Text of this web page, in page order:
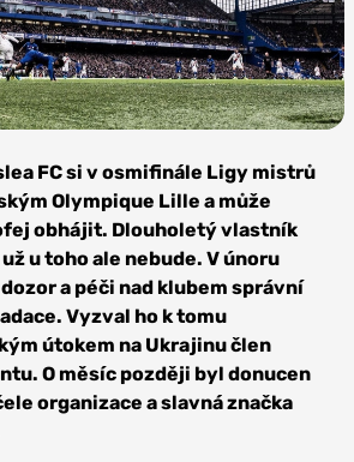
FC si v osmifinále Ligy mistrů
Olympique Lille a může
obhájit. Dlouholetý vlastník
u toho ale nebude. V únoru
a péči nad klubem správní
Vyzval ho k tomu
útokem na Ukrajinu člen
O měsíc později byl donucen
organizace a slavná značka